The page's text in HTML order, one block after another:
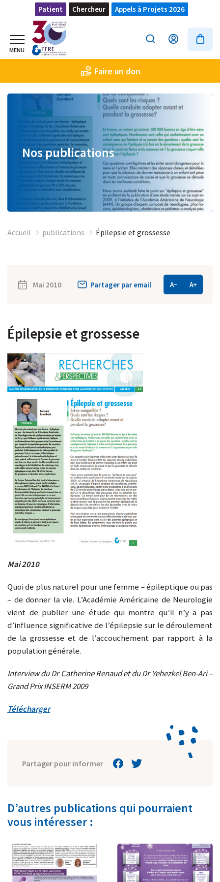
Patient Chercheur Appels à Projets 2026
Faire un don
Nos publications
Accueil publications Épilepsie et grossesse
Mai 2010 Partager par email
Épilepsie et grossesse
Mai 2010
Quoi de plus naturel pour une femme – épileptique ou pas
– de donner la vie. L’Académie Américaine de Neurologie
vient de publier une étude qui montre qu’il n’y a pas
d’influence significative de l’épilepsie sur le déroulement
de la grossesse et de l’accouchement par rapport à la
population générale.
Interview du Dr Catherine Renaud et du Dr Yehezkel Ben-Ari –
Grand Prix INSERM 2009
Télécharger
Partager pour informer
D’autres publications qui pourraient
vous intéresser :